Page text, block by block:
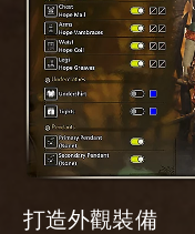
打造外觀裝備